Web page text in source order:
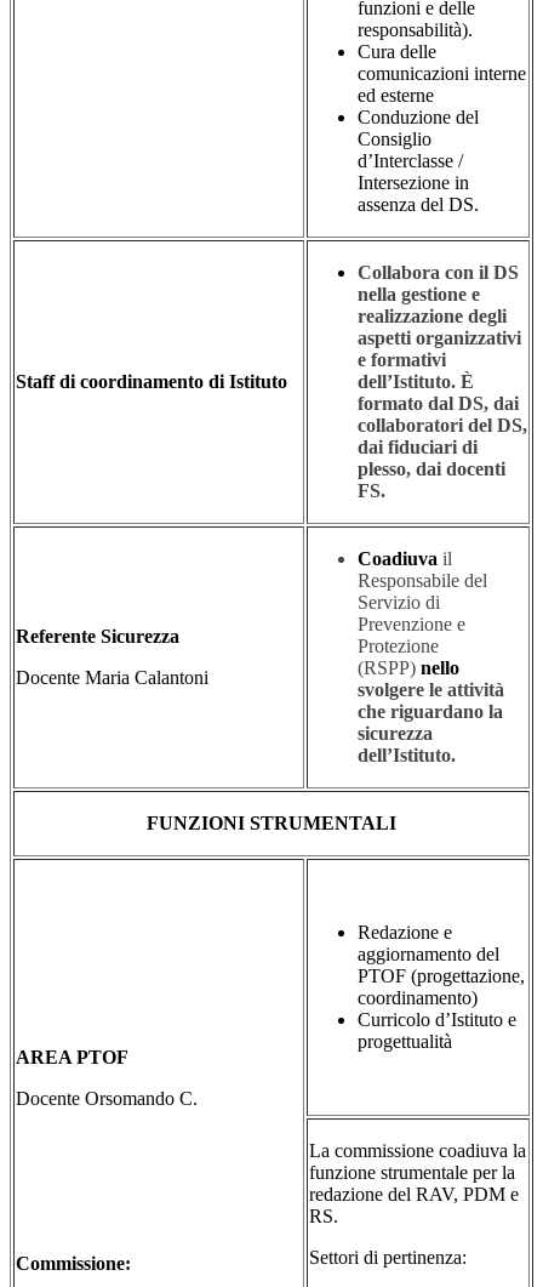
funzioni e delle
responsabilità).
Cura delle
comunicazioni interne
ed esterne
Conduzione del
Consiglio
d’Interclasse /
Intersezione in
assenza del DS.
Staff di coordinamento di Istituto
Collabora con il DS
nella gestione e
realizzazione degli
aspetti organizzativi
e formativi
dell’Istituto. È
formato dal DS, dai
collaboratori del DS,
dai fiduciari di
plesso, dai docenti
FS.
Referente Sicurezza
Docente Maria Calantoni
Coadiuva il
Responsabile del
Servizio di
Prevenzione e
Protezione
(RSPP) nello
svolgere le attività
che riguardano la
sicurezza
dell’Istituto.
FUNZIONI STRUMENTALI
AREA PTOF
Docente Orsomando C.
Commissione:
Redazione e
aggiornamento del
PTOF (progettazione,
coordinamento)
Curricolo d’Istituto e
progettualità
La commissione coadiuva la
funzione strumentale per la
redazione del RAV, PDM e
RS.
Settori di pertinenza: